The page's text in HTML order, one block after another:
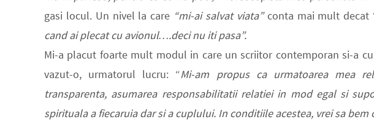
gasi locul. Un nivel la care “mi-ai salvat viata”conta mai mult decat
cand ai plecat cu avionul….deci nu iti pasa”.
Mi-a placut foarte mult modul in care un scriitor contemporan si-a
vazut-o, urmatorul lucru: “Mi-am propus ca urmatoarea mea
transparenta, asumarea responsabilitatii relatiei in mod egal si
spirituala a fiecaruia dar si a cuplului. In conditiile acestea, vrei sa bem